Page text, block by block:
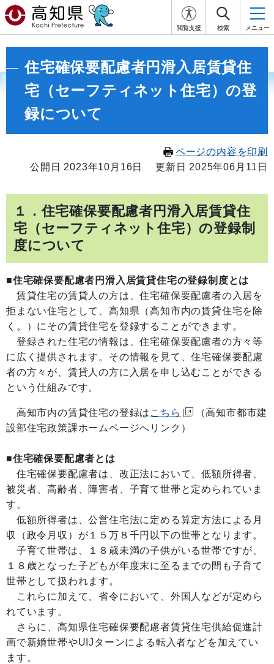
閲覧支援 検索 メニュー
住宅確保要配慮者円滑入居賃貸住
宅（セーフティネット住宅）の登
録について
ページの内容を印刷
公開日 2023年10月16日
更新日 2025年06月11日
１．住宅確保要配慮者円滑入居賃貸住
宅（セーフティネット住宅）の登録制
度について
■住宅確保要配慮者円滑入居賃貸住宅の登録制度とは
賃貸住宅の賃貸人の方は、住宅確保要配慮者の入居を
拒まない住宅として、高知県（高知市内の賃貸住宅を除
く。）にその賃貸住宅を登録することができます。
登録された住宅の情報は、住宅確保要配慮者の方々等
に広く提供されます。その情報を見て、住宅確保要配慮
者の方々が、賃貸人の方に入居を申し込むことができる
という仕組みです。
高知市内の賃貸住宅の登録は こちら
（高知市都市建
設部住宅政策課ホームページへリンク）
■住宅確保要配慮者とは
住宅確保要配慮者は、改正法において、低額所得者、
被災者、高齢者、障害者、子育て世帯と定められていま
す。
低額所得者は、公営住宅法に定める算定方法による月
収（政令月収）が１５万８千円以下の世帯となります。
子育て世帯は、１８歳未満の子供がいる世帯ですが、
１８歳となった子どもが年度末に至るまでの間も子育て
世帯として扱われます。
これらに加えて、省令において、外国人などが定めら
れています。
さらに、高知県住宅確保要配慮者賃貸住宅供給促進計
画で新婚世帯やUIJターンによる転入者などを加えてい
ます。